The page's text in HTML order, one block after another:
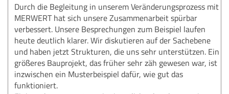
Durch die Begleitung in unserem Veränderungsprozess mit
MERWERT hat sich unsere Zusammenarbeit spürbar
verbessert. Unsere Besprechungen zum Beispiel laufen
heute deutlich klarer. Wir diskutieren auf der Sachebene
und haben jetzt Strukturen, die uns sehr unterstützen. Ein
größeres Bauprojekt, das früher sehr zäh gewesen war, ist
inzwischen ein Musterbeispiel dafür, wie gut das
funktioniert.